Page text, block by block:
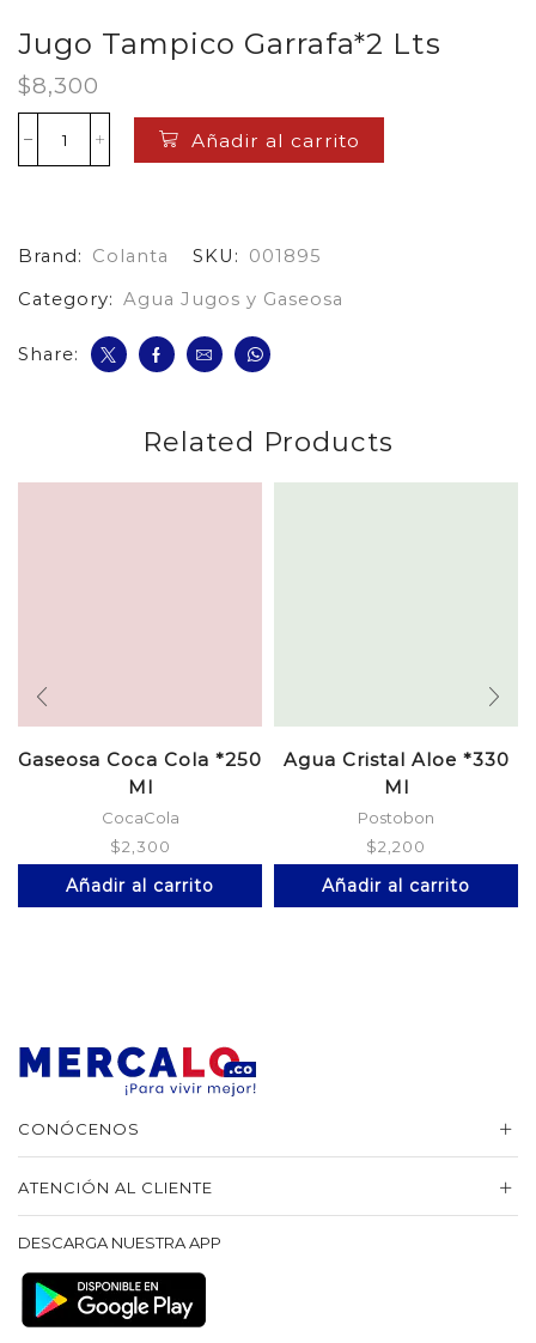
Jugo Tampico Garrafa*2 Lts
$8,300
Jugo
Tampico
Añadir al carrito
Brand: Colanta SKU:
001895
Category: Agua Jugos y Gaseosa
Share:
Related Products
Gaseosa Coca Cola *250
Ml
CocaCola
$2,300
Añadir al carrito
Agua Cristal Aloe *330
Ml
Postobon
$2,200
Añadir al carrito
CONÓCENOS
ATENCIÓN AL CLIENTE
DESCARGA NUESTRA APP